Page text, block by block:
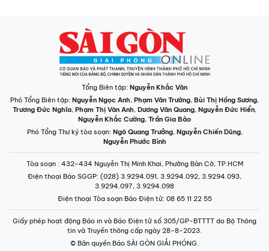
Tổng Biên tập: Nguyễn Khắc Văn
Phó Tổng Biên tập: Nguyễn Ngọc Anh, Phạm Văn Trường, Bùi Thị Hồng Sương,
Trương Đức Nghĩa, Phạm Thị Vân Anh, Dương Văn Quang, Nguyễn Đức Hiển,
Nguyễn Khắc Cường, Trần Gia Bảo
Phó Tổng Thư ký tòa soạn: Ngô Quang Trưởng, Nguyễn Chiến Dũng,
Nguyễn Phước Bình
Tòa soạn : 432-434 Nguyễn Thị Minh Khai, Phường Bàn Cờ, TP.HCM
Điện thoại Báo SGGP: (028) 3.9294.091, 3.9294.092, 3.9294.093,
3.9294.097, 3.9294.098
Điện thoại Tòa soạn Báo Điện tử: 08 65 11 22 55
Giấy phép hoạt động Báo in và Báo Điện tử số 305/GP-BTTTT do Bộ Thông
tin và Truyền thông cấp ngày 28-8-2023.
© Bản quyền Báo SÀI GÒN GIẢI PHÓNG.